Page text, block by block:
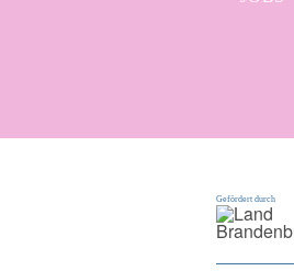
Gefördert durch